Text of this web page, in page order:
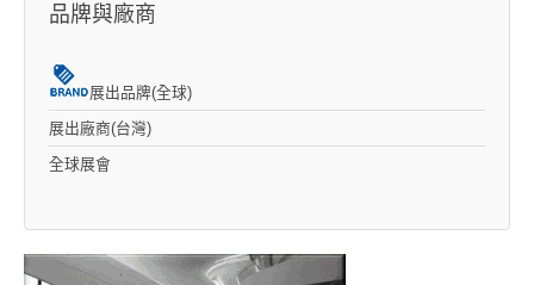
品牌與廠商
展出品牌(全球)
展出廠商(台灣)
全球展會